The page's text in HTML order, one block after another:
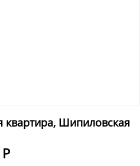
квартира, Шипиловская